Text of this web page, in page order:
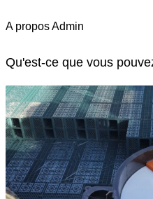
A proposAdmin
Qu'est-ce que vous